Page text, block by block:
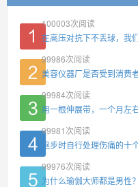
100003次阅读
在高压对抗下不丢球，我
99986次阅读
美容仪器厂是否受到消费
99984次阅读
用一根伸展带，一个月左
99981 次阅读
跑步时自行处理伤痛的十
99976次阅读
为什么瑜伽大师都是男性